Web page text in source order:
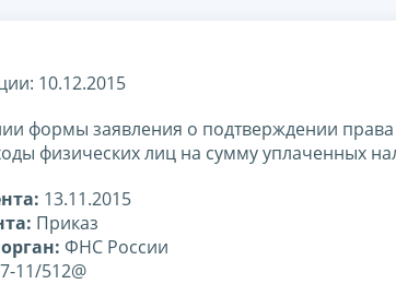
10.12.2015
формы заявления о подтверждении
физических лиц на сумму уплаченных
13.11.2015
Приказ
ФНС России
11/512@